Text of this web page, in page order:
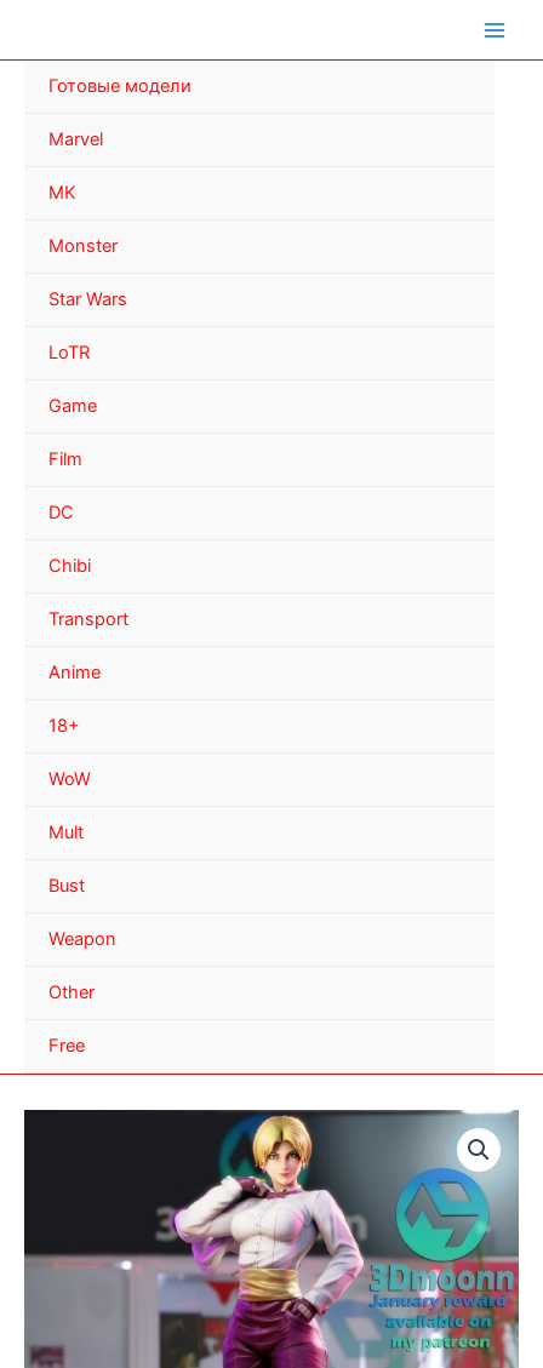
Готовые модели
Marvel
MK
Monster
Star Wars
LoTR
Game
Film
DC
Chibi
Transport
Anime
18+
WoW
Mult
Bust
Weapon
Other
Free